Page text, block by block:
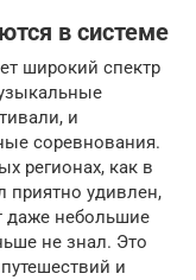
в системе
широкий спектр
и
соревнования.
регионах, как в
приятно удивлен,
даже небольшие
не знал. Это
и